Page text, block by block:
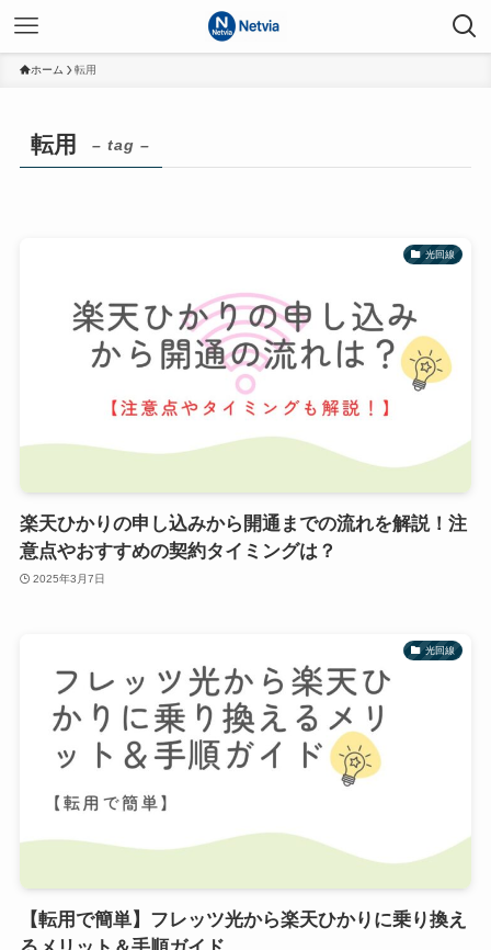
ホーム 転用
転用 – tag –
光回線
楽天ひかりの申し込みから開通までの流れを解説！注
意点やおすすめの契約タイミングは？
2025年3月7日
光回線
【転用で簡単】フレッツ光から楽天ひかりに乗り換え